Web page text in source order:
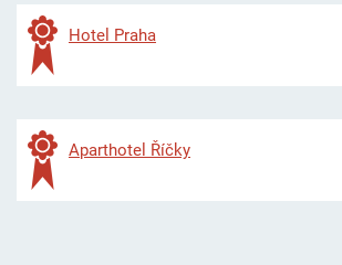
Hotel Praha
Aparthotel Říčky